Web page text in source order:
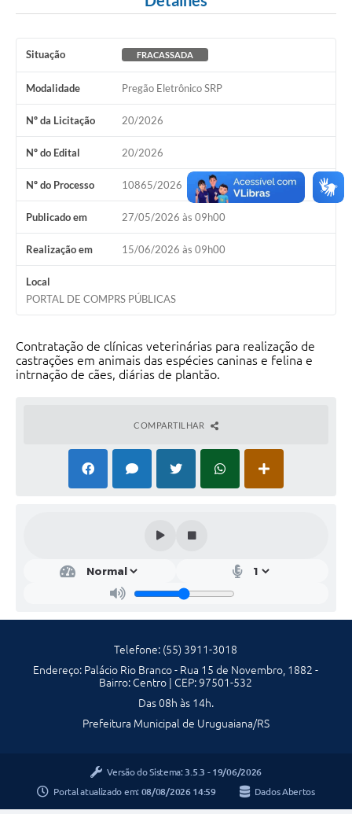
Requerimento geral
Sala do Empreendedor
Conselhos Municipais
Arquivo Histórico
Solicitação Obras
Tramitação de Processos
Colégio Agrícola Municipal
SIM - Serviço de Inspeção Municipal
Vigilância Sanitária
Vigilância Ambiental em Saúde
Galeria de Vídeos
Termos de Uso & Política de Privacidade
Situação FRACASSADA
Modalidade Pregão Eletrônico SRP
Nº da Licitação 20/2026
Nº do Edital 20/2026
Nº do Processo 10865/2026
Publicado em 27/05/2026 às 09h00
Realização em 15/06/2026 às 09h00
Local
PORTAL DE COMPRS PÚBLICAS
Contratação de clínicas veterinárias para realização de
castrações em animais das espécies caninas e felina e
intrnação de cães, diárias de plantão.
COMPARTILHAR
Telefone: (55) 3911-3018
Endereço: Palácio Rio Branco - Rua 15 de Novembro, 1882 -
Bairro: Centro | CEP: 97501-532
Das 08h às 14h.
Prefeitura Municipal de Uruguaiana/RS
Versão do Sistema: 3.5.3 - 19/06/2026
Portal atualizado em: 08/08/2026 14:59 Dados Abertos